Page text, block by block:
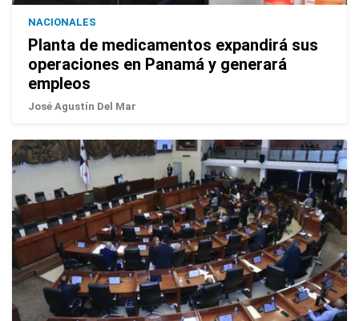
NACIONALES
Planta de medicamentos expandirá sus
operaciones en Panamá y generará
empleos
José Agustín Del Mar